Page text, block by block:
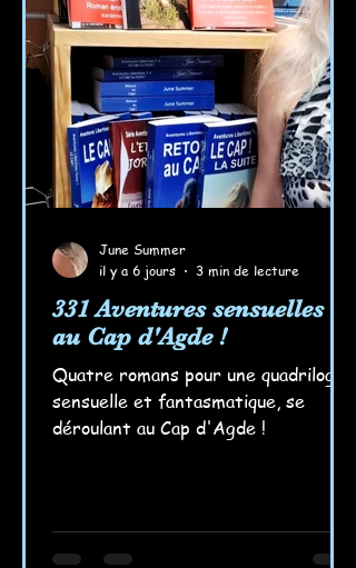
331 Aventures sensuelles
au Cap d'Agde !
Quatre romans pour une quadrilogie
sensuelle et fantasmatique, se
déroulant au Cap d'Agde !
June Summer
il y a 6 jours
3 min de lecture